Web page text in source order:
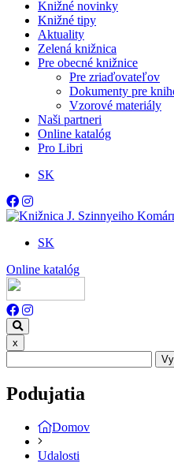
Knižné novinky
Knižné tipy
Aktuality
Zelená knižnica
Pre obecné knižnice
Pre zriaďovateľov
Dokumenty pre
Vzorové materiály
Naši partneri
Online katalóg
Pro Libri
SK
SK
Online katalóg
x
Podujatia
Domov
Udalosti